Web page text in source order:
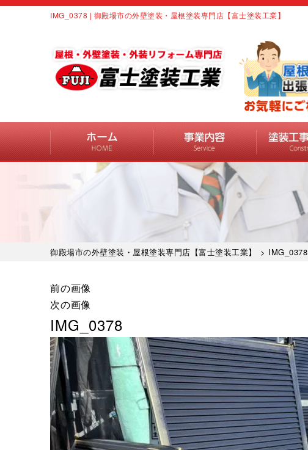
IMG_0378 | 御殿場市の外壁塗装・屋根塗装専門店【富士塗装工業】
御殿場市の外壁塗装・屋根塗装専門店【富士塗装工業】 > IMG_0378
前の画像
次の画像
IMG_0378